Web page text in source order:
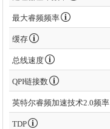
最大睿频频率
缓存
总线速度
QPI链接数
英特尔睿频加速技术2.0频率
TDP